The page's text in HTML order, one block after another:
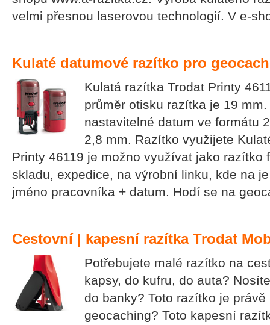
velmi přesnou laserovou technologií. V e-
Kulaté datumové razítko pro
Kulatá razítka Trodat Printy
průměr otisku razítka je 19
nastavitelné datum ve formátu
2,8 mm. Razítko využijete
Printy 46119 je možno využívat jako razítko
skladu, expedice, na výrobní linku, kde na
jméno pracovníka + datum. Hodí se na
Cestovní | kapesní razítka Trodat
Potřebujete malé razítko na
kapsy, do kufru, do auta?
do banky? Toto razítko je
geocaching? Toto kapesní